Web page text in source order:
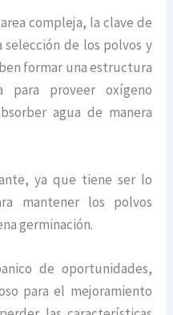
compleja, la clave de
selección de los polvos y
formar una estructura
para proveer oxígeno
agua de manera
ya que tiene ser lo
mantener los polvos
germinación.
de oportunidades,
para el mejoramiento